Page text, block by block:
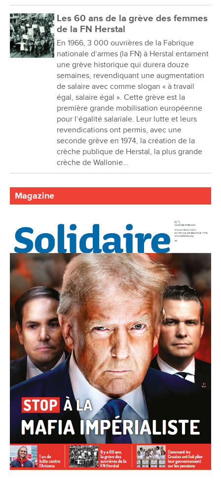
Les 60 ans de la grève des femmes
de la FN Herstal
En 1966, 3 000 ouvrières de la Fabrique
nationale d’armes (la FN) à Herstal entament
une grève historique qui durera douze
semaines, revendiquant une augmentation
de salaire avec comme slogan « à travail
égal, salaire égal ». Cette grève est la
première grande mobilisation européenne
pour l’égalité salariale. Leur lutte et leurs
revendications ont permis, avec une
seconde grève en 1974, la création de la
crèche publique de Herstal, la plus grande
crèche de Wallonie…
Magazine